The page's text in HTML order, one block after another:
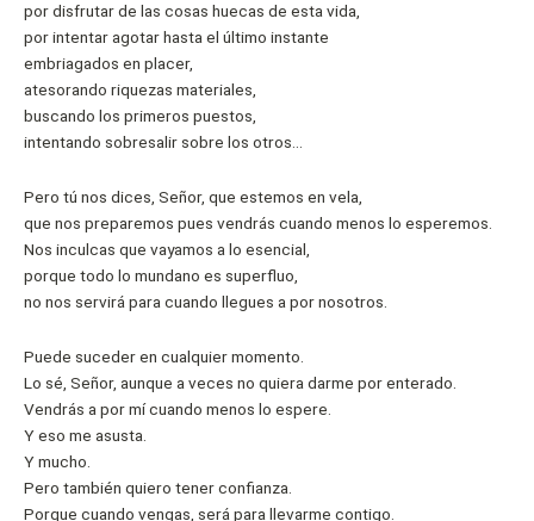
por disfrutar de las cosas huecas de esta vida,
por intentar agotar hasta el último instante
embriagados en placer,
atesorando riquezas materiales,
buscando los primeros puestos,
intentando sobresalir sobre los otros…
Pero tú nos dices, Señor, que estemos en vela,
que nos preparemos pues vendrás cuando menos lo esperemos.
Nos inculcas que vayamos a lo esencial,
porque todo lo mundano es superfluo,
no nos servirá para cuando llegues a por nosotros.
Puede suceder en cualquier momento.
Lo sé, Señor, aunque a veces no quiera darme por enterado.
Vendrás a por mí cuando menos lo espere.
Y eso me asusta.
Y mucho.
Pero también quiero tener confianza.
Porque cuando vengas, será para llevarme contigo.